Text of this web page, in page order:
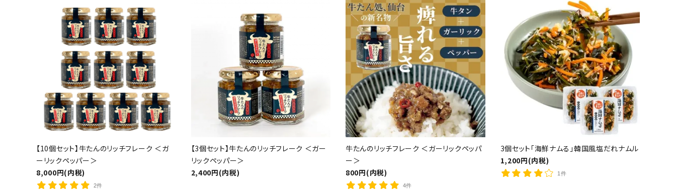
【10個セット】牛たんのリッチフレーク ＜ガ
ーリックペッパー＞
8,000円(内税)
2件
【3個セット】牛たんのリッチフレーク ＜ガー
リックペッパー＞
2,400円(内税)
牛たんのリッチフレーク ＜ガーリックペッパ
ー＞
800円(内税)
4件
3個セット「海鮮ナムる」韓国風塩だれナムル
1,200円(内税)
1件
検索する